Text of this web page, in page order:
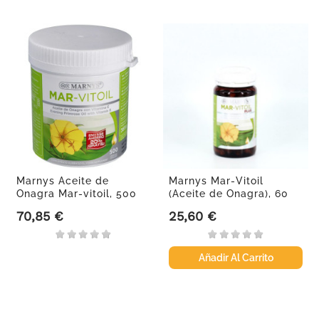
Marnys Aceite de
Onagra Mar-vitoil, 500
Precio
70,85 €
Marnys Mar-Vitoil
(Aceite de Onagra), 60
Precio
25,60 €
Añadir Al Carrito